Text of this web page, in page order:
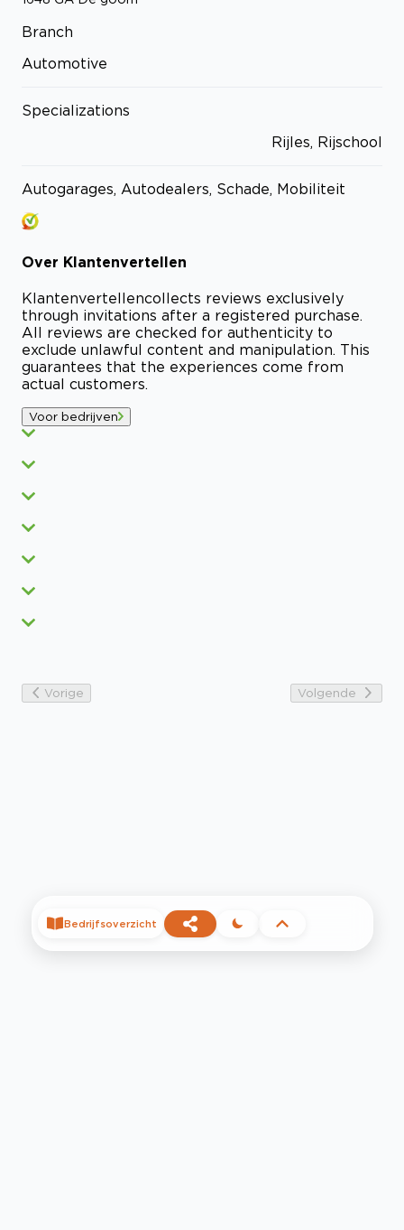
Branch
Automotive
Specializations
Rijles, Rijschool
Autogarages, Autodealers, Schade, Mobiliteit
Over Klantenvertellen
Klantenvertellencollects reviews exclusively
through invitations after a registered purchase.
All reviews are checked for authenticity to
exclude unlawful content and manipulation. This
guarantees that the experiences come from
actual customers.
Voor bedrijven
Vorige Volgende
Bedrijfsoverzicht